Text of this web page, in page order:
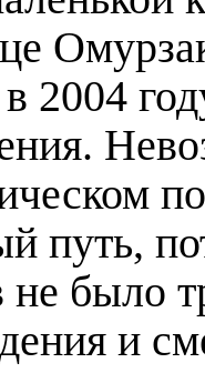
2004
путь,
было
и